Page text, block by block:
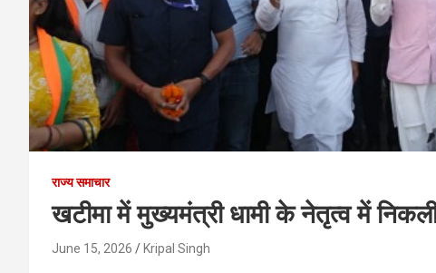
राज्य समाचार
खटीमा में मुख्यमंत्री धामी के नेतृत्व में
June 15, 2026 Kripal Singh